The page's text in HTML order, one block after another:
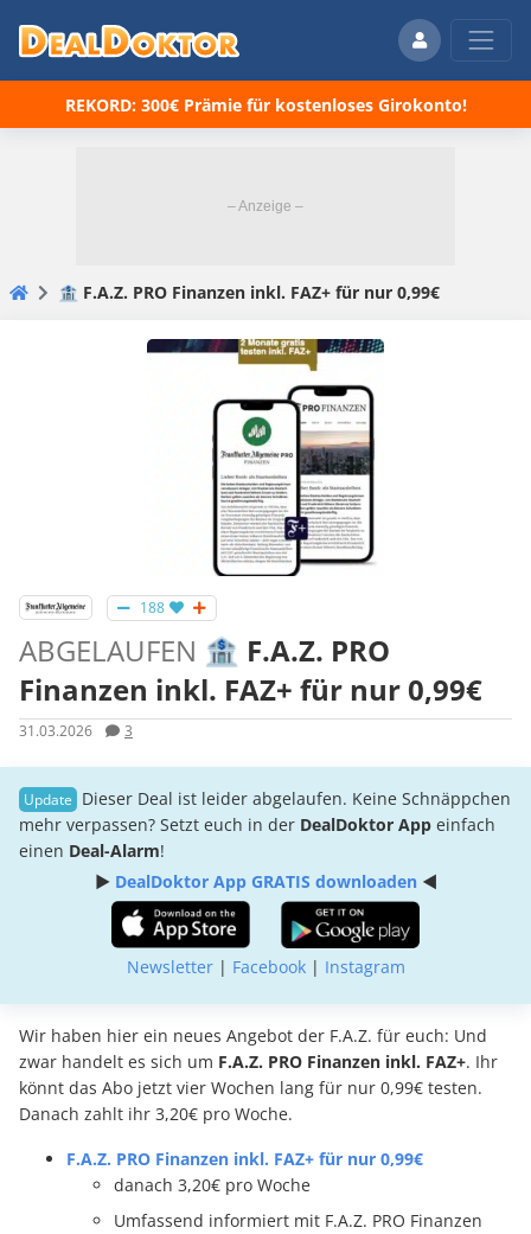
REKORD: 300€ Prämie für kostenloses Girokonto!
🏦 F.A.Z. PRO Finanzen inkl. FAZ+ für nur 0,99€
188
ABGELAUFEN 🏦 F.A.Z. PRO
Finanzen inkl. FAZ+ für nur 0,99€
31.03.2026 3
Dieser Deal ist leider abgelaufen. Keine Schnäppchen
mehr verpassen? Setzt euch in der DealDoktor App einfach
einen Deal-Alarm!
► DealDoktor App GRATIS downloaden◄
Newsletter| Facebook| Instagram
Wir haben hier ein neues Angebot der F.A.Z. für euch: Und
zwar handelt es sich um F.A.Z. PRO Finanzen inkl. FAZ+. Ihr
könnt das Abo jetzt vier Wochen lang für nur 0,99€ testen.
Danach zahlt ihr 3,20€ pro Woche.
F.A.Z. PRO Finanzen inkl. FAZ+ für nur 0,99€
danach 3,20€ pro Woche
Umfassend informiert mit F.A.Z. PRO Finanzen